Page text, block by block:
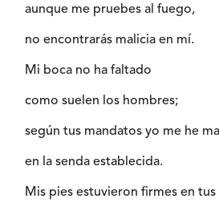
aunque me pruebes al fuego,
no encontrarás malicia en mí.
Mi boca no ha faltado
como suelen los hombres;
según tus mandatos yo me he
en la senda establecida.
Mis pies estuvieron firmes en tus